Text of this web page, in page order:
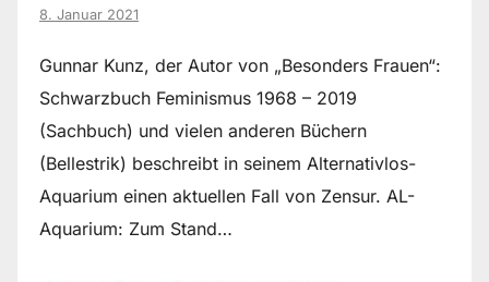
8. Januar 2021
Gunnar Kunz, der Autor von „Besonders Frauen“:
Schwarzbuch Feminismus 1968 – 2019
(Sachbuch) und vielen anderen Büchern
(Bellestrik) beschreibt in seinem Alternativlos-
Aquarium einen aktuellen Fall von Zensur. AL-
Aquarium: Zum Stand…